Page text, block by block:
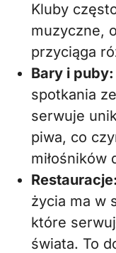
Kluby
muzyczne,
przyciąga
Bary i puby:
spotkania
serwuje
piwa, co
miłośników
Restauracje:
życia ma w
które
świata. To